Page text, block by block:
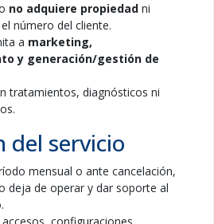
no adquiere propiedad ni
número del cliente.
a marketing,
y generación/gestión de
tratamientos, diagnósticos ni
del servicio
mensual o ante cancelación,
deja de operar y dar soporte al